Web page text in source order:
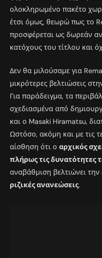
ολοκληρωμένο πακέτο
έτσι όμως, θεωρώ πως το
προσφέρεται ως δωρεάν
κατόχους του τίτλου και
Δεν θα μιλούσαμε για
μικρότερες βελτιώσεις
Για παράδειγμα, τα
σχεδιασμένα από
και ο Masaki Hiramatsu,
Ωστόσο, ακόμη και με τις
αίσθηση ότι ο αρχικός
πλήρως τις δυνατότητες
αναβάθμιση βελτιώνει την
ριζικές ανανεώσεις.